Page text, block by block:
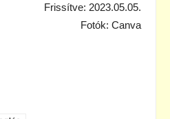
Frissítve: 2023.05.05.
Fotók: Canva